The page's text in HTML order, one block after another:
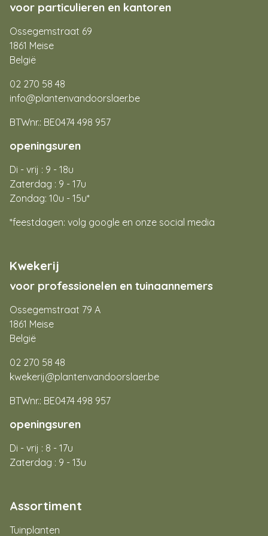
voor particulieren en kantoren
Ossegemstraat 69
1861 Meise
België
02 270 58 48
info@plantenvandoorslaer.be
BTWnr.: BE0474 498 957
openingsuren
Di - vrij : 9 - 18u
Zaterdag : 9 - 17u
Zondag: 10u - 15u*
*feestdagen: volg google en onze social media
Kwekerij
voor professionelen en tuinaannemers
Ossegemstraat 79 A
1861 Meise
België
02 270 58 48
kwekerij@plantenvandoorslaer.be
BTWnr.: BE0474 498 957
openingsuren
Di - vrij : 8 - 17u
Zaterdag : 9 - 13u
Assortiment
Tuinplanten